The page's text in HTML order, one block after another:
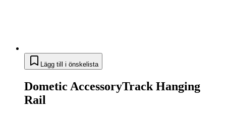
Lägg till i önskelista
Dometic AccessoryTrack Hanging
Rail